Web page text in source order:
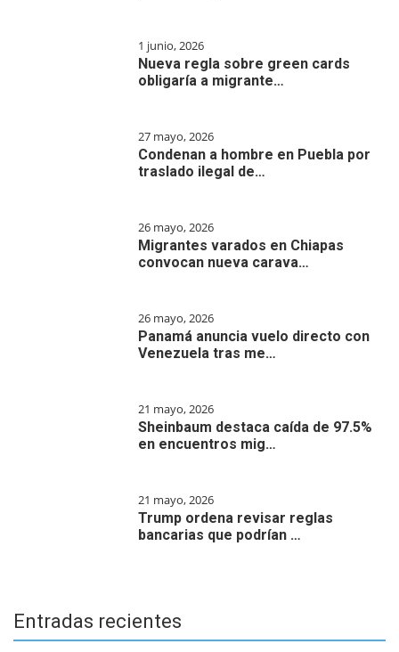
1 junio, 2026
Nueva regla sobre green cards
obligaría a migrante…
27 mayo, 2026
Condenan a hombre en Puebla por
traslado ilegal de…
26 mayo, 2026
Migrantes varados en Chiapas
convocan nueva carava…
26 mayo, 2026
Panamá anuncia vuelo directo con
Venezuela tras me…
21 mayo, 2026
Sheinbaum destaca caída de 97.5%
en encuentros mig…
21 mayo, 2026
Trump ordena revisar reglas
bancarias que podrían …
Entradas recientes